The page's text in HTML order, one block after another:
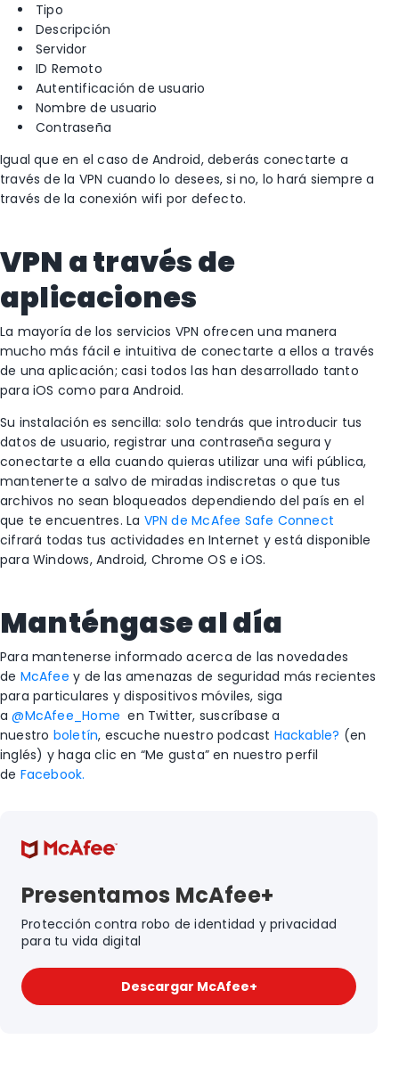
Tipo
Descripción
Servidor
ID Remoto
Autentificación de usuario
Nombre de usuario
Contraseña
Igual que en el caso de Android, deberás conectarte a
través de la VPN cuando lo desees, si no, lo hará siempre a
través de la conexión wifi por defecto.
VPN a través de
aplicaciones
La mayoría de los servicios VPN ofrecen una manera
mucho más fácil e intuitiva de conectarte a ellos a través
de una aplicación; casi todos las han desarrollado tanto
para iOS como para Android.
Su instalación es sencilla: solo tendrás que introducir tus
datos de usuario, registrar una contraseña segura y
conectarte a ella cuando quieras utilizar una wifi pública,
mantenerte a salvo de miradas indiscretas o que tus
archivos no sean bloqueados dependiendo del país en el
que te encuentres. La VPN de McAfee Safe Connect
cifrará todas tus actividades en Internet y está disponible
para Windows, Android, Chrome OS e iOS.
Manténgase al día
Para mantenerse informado acerca de las novedades
de McAfee y de las amenazas de seguridad más recientes
para particulares y dispositivos móviles, siga
a@McAfee_Home en Twitter, suscríbase a
nuestro boletín, escuche nuestro podcast Hackable? (en
inglés) y haga clic en “Me gusta” en nuestro perfil
de Facebook.
Presentamos McAfee+
Protección contra robo de identidad y privacidad
para tu vida digital
Descargar McAfee+